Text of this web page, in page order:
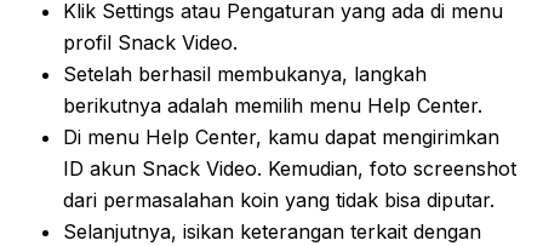
Klik Settings atau Pengaturan yang ada di menu
profil Snack Video.
Setelah berhasil membukanya, langkah
berikutnya adalah memilih menu Help Center.
Di menu Help Center, kamu dapat mengirimkan
ID akun Snack Video. Kemudian, foto screenshot
dari permasalahan koin yang tidak bisa diputar.
Selanjutnya, isikan keterangan terkait dengan